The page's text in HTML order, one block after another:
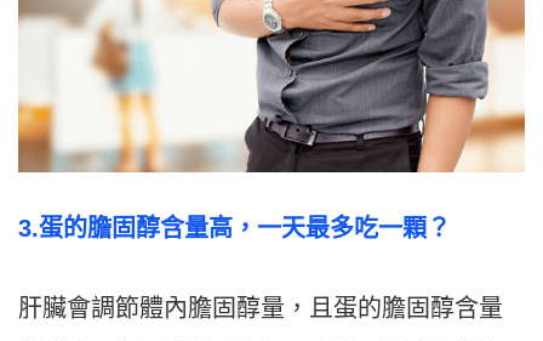
3.蛋的膽固醇含量高，一天最多吃一顆？
肝臟會調節體內膽固醇量，且蛋的膽固醇含量